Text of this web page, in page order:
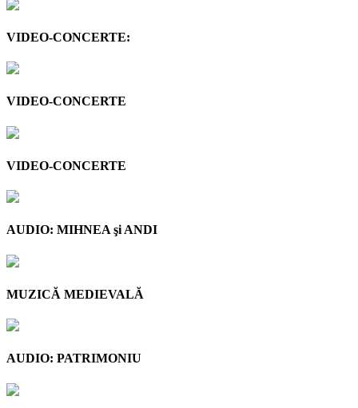
VIDEO-CONCERTE:
VIDEO-CONCERTE
VIDEO-CONCERTE
AUDIO: MIHNEA şi ANDI
MUZICĂ MEDIEVALĂ
AUDIO: PATRIMONIU